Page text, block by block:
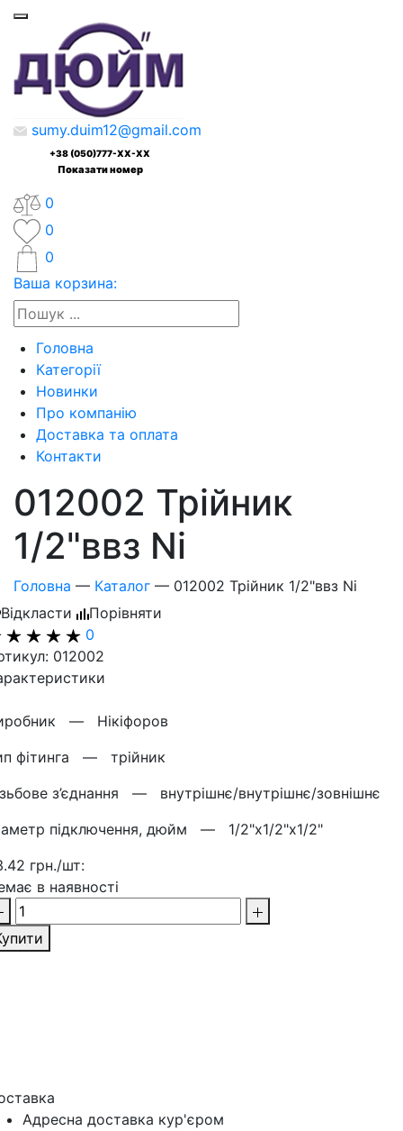
sumy.duim12@gmail.com
+38 (050)777-XX-XX
Показати номер
0
0
0
Ваша корзина:
Головна
Категорії
Новинки
Про компанію
Доставка та оплата
Контакти
012002 Трійник
1/2"ввз Ni
Головна — Каталог — 012002 Трійник 1/2"ввз Ni
Відкласти
Порівняти
0
012002
— Нікіфоров
фітинга — трійник
з’єднання — внутрішнє/внутрішнє/зовнішнє
підключення, дюйм — 1/2"х1/2"х1/2"
грн./шт:
в наявності
Адресна доставка кур'‎єром